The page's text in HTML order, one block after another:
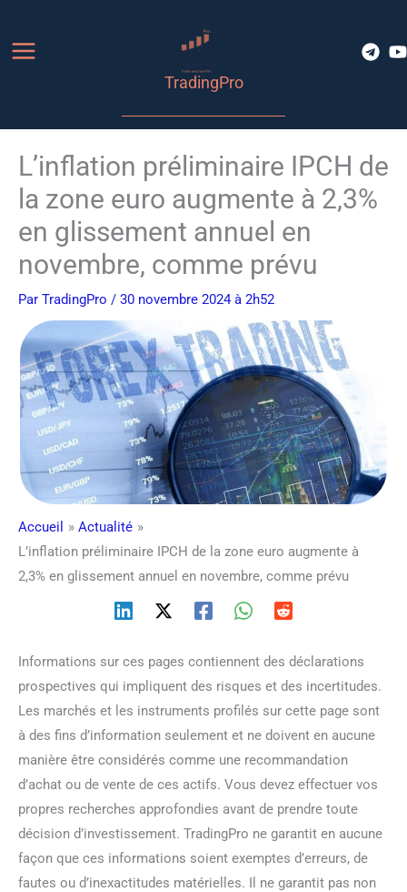
contenu
TradingPro
L’inflation préliminaire IPCH de
la zone euro augmente à 2,3%
en glissement annuel en
novembre, comme prévu
Par TradingPro / 30 novembre 2024 à 2h52
Accueil
Actualité
L’inflation préliminaire IPCH de la zone euro augmente à
2,3% en glissement annuel en novembre, comme prévu
Informations sur ces pages contiennent des déclarations
prospectives qui impliquent des risques et des incertitudes.
Les marchés et les instruments profilés sur cette page sont
à des fins d’information seulement et ne doivent en aucune
manière être considérés comme une recommandation
d’achat ou de vente de ces actifs. Vous devez effectuer vos
propres recherches approfondies avant de prendre toute
décision d’investissement. TradingPro ne garantit en aucune
façon que ces informations soient exemptes d’erreurs, de
fautes ou d’inexactitudes matérielles. Il ne garantit pas non